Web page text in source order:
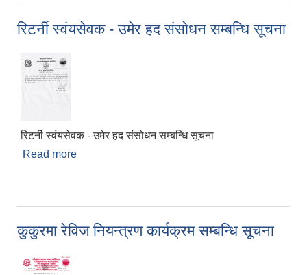
रिटर्नी स्वंयसेवक - उमेर हद संसोधन सम्बन्धि सूचना
रिटर्नी स्वंयसेवक - उमेर हद संसोधन सम्बन्धि सूचना
Read more
कुकुरमा रेविज नियन्त्रण कार्यक्रम सम्बन्धि सूचना